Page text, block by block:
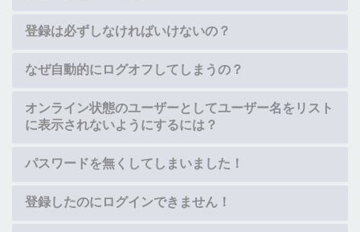
登録は必ずしなければいけないの？
なぜ自動的にログオフしてしまうの？
オンライン状態のユーザーとしてユーザー名をリスト
に表示されないようにするには？
パスワードを無くしてしまいました！
登録したのにログインできません！